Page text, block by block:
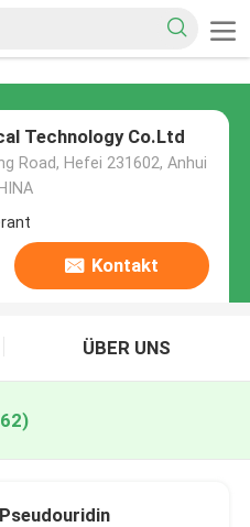
Technology Co.Ltd
Road, Hefei 231602, Anhui
Kontakt
ÜBER UNS